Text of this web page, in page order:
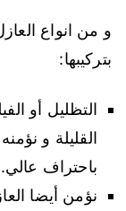
و من انواع
بتركيبها:
التظليل أو
القليلة و
باحتراف عالي.
نؤمن أيضا